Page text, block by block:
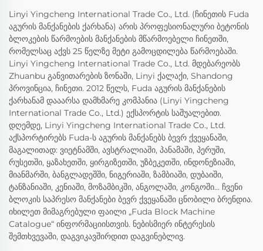
Linyi Yingcheng International Trade Co., Ltd. (ჩინეთის Fuda
აგურის მანქანების ქარხანა) არის პროფესიონალური ბეტონის
ბლოკების წარმოების მანქანების მწარმოებელი ჩინეთში,
რომელსაც აქვს 25 წელზე მეტი გამოცდილება წარმოებაში.
Linyi Yingcheng International Trade Co., Ltd. მდებარეობს
Zhuanbu განვითარების ზონაში, Linyi ქალაქი, Shandong
პროვინცია, ჩინეთი. 2012 წელს, Fuda აგურის მანქანების
ქარხანამ დააარსა დამხმარე კომპანია (Linyi Yingcheng
International Trade Co., Ltd.) ექსპორტის საშუალებით.
დღემდე, Linyi Yingcheng International Trade Co., Ltd.
აქსპორტირებს Fuda-ს აგურის მანქანებს ბევრ ქვეყანაში,
მაგალითად: ვიეტნამში, ავსტრალიაში, პანამაში, პერუში,
რუსეთში, ყაზახეთში, ყირგიზეთში, უზბეკეთში, ინდონეზიაში,
მიანმარში, ბანგლადეშში, ნიგერიაში, ზამბიაში, დუბაიში,
ტანზანიაში, კენიაში, მოზამბიკში, ანგოლაში, კონგოში... ჩვენი
ბლოკის საპრესო მანქანები ბევრ ქვეყანაში ცნობილი ბრენდია.
იხილეთ მიმაგრებული ფაილი „Fuda Block Machine
Catalogue“ ინფორმაციისთვის. ნებისმიერ ინტერესის
შემთხვევაში, დაგვიკავშირდით დაგვინებლივ.